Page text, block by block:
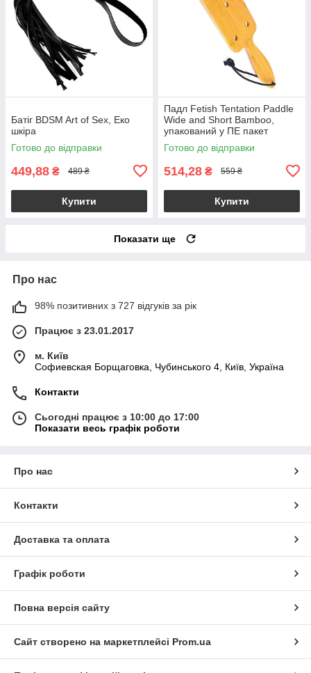
Батіг BDSM Art of Sex, Еко
шкіра
Готово до відправки
449,88 ₴ 489 ₴
Купити
Падл Fetish Tentation Paddle
Wide and Short Bamboo,
упакований у ПЕ пакет
Готово до відправки
514,28 ₴ 559 ₴
Купити
Показати ще
Про нас
98% позитивних з 727 відгуків за рік
Працює з 23.01.2017
м. Київ
Софиевская Борщаговка, Чубинського 4, Київ, Україна
Контакти
Сьогодні працює з 10:00 до 17:00
Показати весь графік роботи
Про нас
Контакти
Доставка та оплата
Графік роботи
Повна версія сайту
Сайт створено на маркетплейсі Prom.ua